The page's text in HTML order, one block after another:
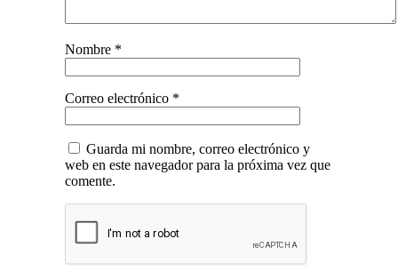
Nombre *
Correo electrónico *
Guarda mi nombre, correo electrónico y
web en este navegador para la próxima vez que
comente.